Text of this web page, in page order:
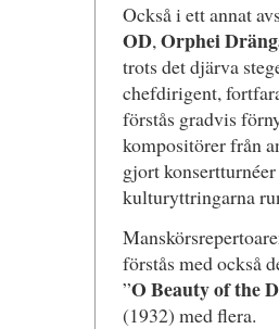
Också i ett annat
OD,Orphei
trots det djärva
chefdirigent,
förstås gradvis
kompositörer från
gjort
kulturyttringarna
förstås med också
”O Beauty of the
(1932) med flera.